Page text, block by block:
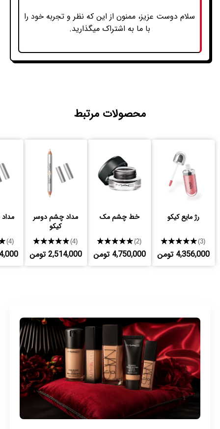
سلام دوست عزیز، ممنون از این که نظر و تجربه خود را
با ما به اشتراک میگذارید.
محصولات مرتبط
رژ مایع کیکو
★★★★★(3)
4,356,000 تومن
خط چشم مک
★★★★★(2)
4,750,000 تومن
مداد چشم دوسر
کیکو
★★★★★(4)
2,514,000 تومن
(4)